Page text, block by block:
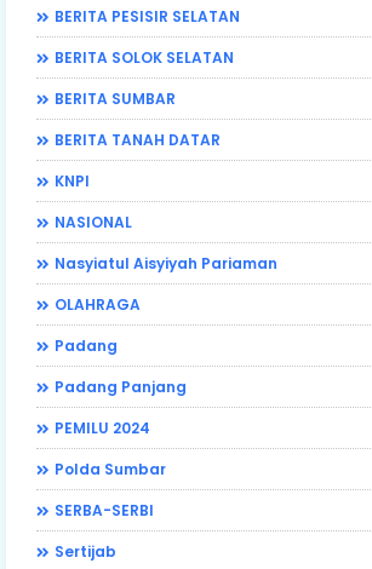
BERITA PESISIR SELATAN
BERITA SOLOK SELATAN
BERITA SUMBAR
BERITA TANAH DATAR
KNPI
NASIONAL
Nasyiatul Aisyiyah Pariaman
OLAHRAGA
Padang
Padang Panjang
PEMILU 2024
Polda Sumbar
SERBA-SERBI
Sertijab